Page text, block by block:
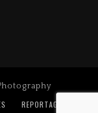
REPORTAGEN